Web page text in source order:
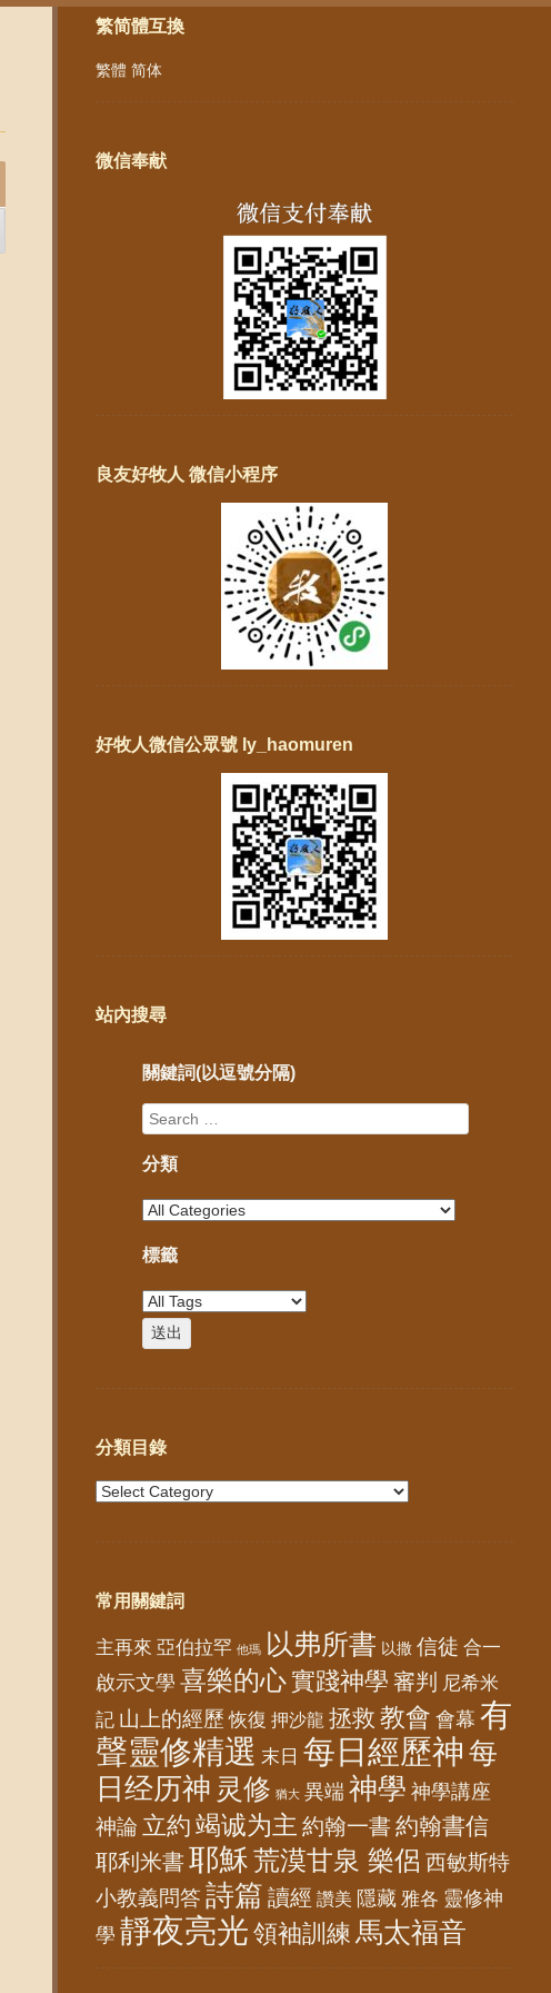
繁简體互換
繁體 简体
微信奉献
良友好牧人 微信小程序
好牧人微信公眾號 ly_haomuren
站內搜尋
關鍵詞(以逗號分隔)
分類
標籤
分類目錄
常用關鍵詞
主再來 亞伯拉罕 他瑪 以弗所書 以撒 信徒 合一
啟示文學 喜樂的心實踐神學 審判 尼希米
記 山上的經歷 恢復 押沙龍 拯救 教會 會幕 有
聲靈修精選 末日 每日經歷神 每
日经历神 灵修 猶大 異端 神學 神學講座
神論 立約 竭诚为主 約翰一書 約翰書信
耶利米書 耶穌荒漠甘泉 樂侶 西敏斯特
小教義問答詩篇 讀經 讚美 隱藏 雅各 靈修神
學 靜夜亮光 領袖訓練 馬太福音